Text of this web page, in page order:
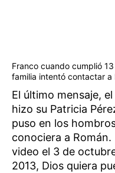
Franco cuando cumplió
familia intentó contactar a
El último mensaje,
hizo su Patricia
puso en los
conociera a
video el 3 de
2013, Dios quiera